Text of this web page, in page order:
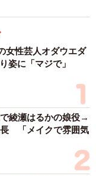
女性芸人オダウエダ
に「マジで」
で綾瀬はるかの娘役→
長 「メイクで雰囲気